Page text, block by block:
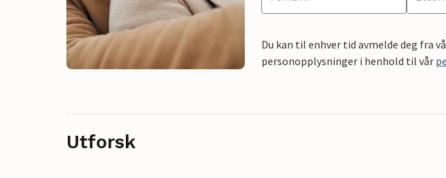
Du kan til enhver tid avmelde deg fra
personopplysninger i henhold til vår
Utforsk